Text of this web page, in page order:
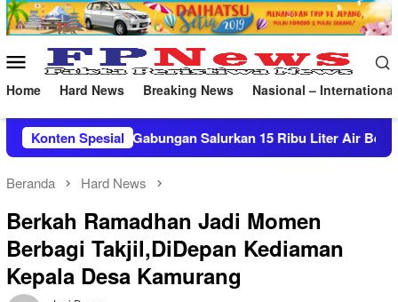
Loncat
ke
Menu
Mobile
Home Hard News Breaking News Nasional – International
Konten Spesial
Salurkan 15 Ribu Liter Air Bersih ke Pasekan Patroli
Beranda Hard News
Berkah Ramadhan Jadi Momen
Berbagi Takjil,DiDepan Kediaman
Kepala Desa Kamurang